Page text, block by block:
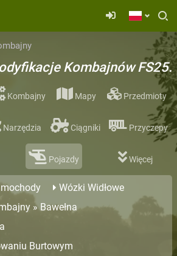
Kombajnów FS25.
Kombajny Mapy Przedmioty
Narzędzia Ciągniki Przyczepy
Pojazdy Więcej
Wózki Widłowe
» Bawełna
Burtowym